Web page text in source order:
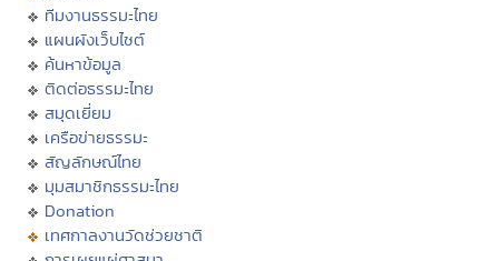
ทีมงานธรรมะไทย
แผนผังเว็บไซต์
ค้นหาข้อมูล
ติดต่อธรรมะไทย
สมุดเยี่ยม
เครือข่ายธรรมะ
สัญลักษณ์ไทย
มุมสมาชิกธรรมะไทย
Donation
เทศกาลงานวัดช่วยชาติ